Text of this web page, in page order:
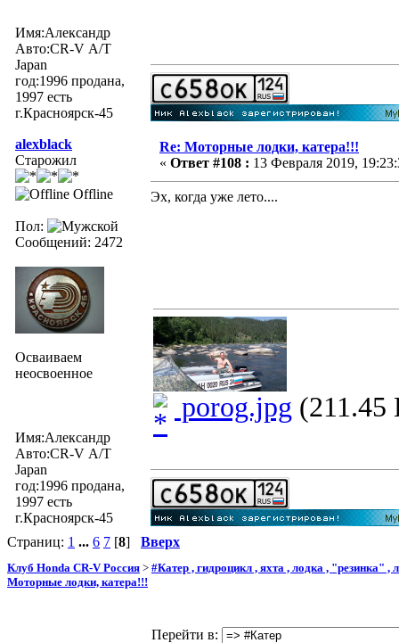
Имя:Александр
Авто:CR-V А/Т
Japan
год:1996 продана,
1997 есть
г.Красноярск-45
alexblack
Старожил
Offline
Пол:
Сообщений: 2472
Осваиваем
неосвоенное
Имя:Александр
Авто:CR-V А/Т
Japan
год:1996 продана,
1997 есть
г.Красноярск-45
Re: Моторные лодки, катера!!!
« Ответ #108 : 13 Февраля 2019,
Эх, когда уже лето....
porog.jpg (211.45
Страниц: 1 ... 6 7 [8] Вверх
Клуб Honda CR-V Россия > #Катер , гидроцикл , яхта , лодка , "резинка" ,
Моторные лодки, катера!!!
Перейти в: